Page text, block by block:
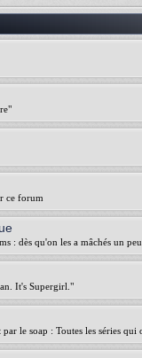
ce forum
: dès qu'on les a mâchés un
It's Supergirl."
le soap : Toutes les séries